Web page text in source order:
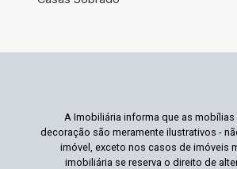
A Imobiliária informa que as
decoração são meramente ilustrativos -
imóvel, exceto nos casos de imóveis
imobiliária se reserva o direito de